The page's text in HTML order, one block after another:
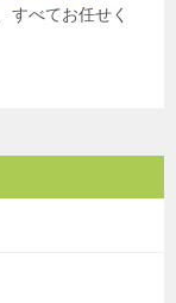
すべてお任せく